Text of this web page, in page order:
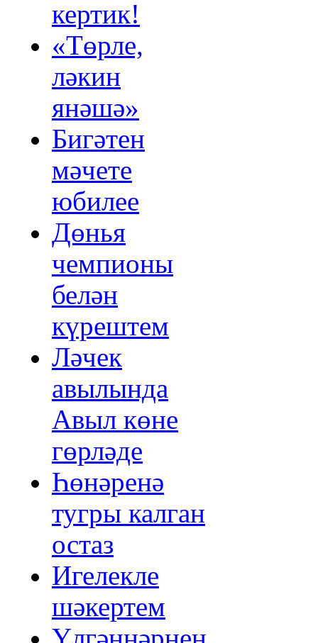
кертик!
«Төрле,
ләкин
янәшә»
Бигәтен
мәчете
юбилее
Дөнья
чемпионы
белән
күрештем
Ләчек
авылында
Авыл көне
гөрләде
Һөнәренә
тугры калган
остаз
Игелекле
шәкертем